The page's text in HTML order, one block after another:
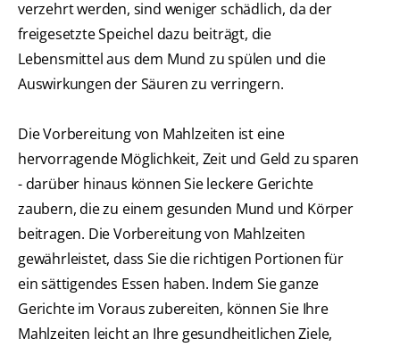
verzehrt werden, sind weniger schädlich, da der
freigesetzte Speichel dazu beiträgt, die
Lebensmittel aus dem Mund zu spülen und die
Auswirkungen der Säuren zu verringern.
Die Vorbereitung von Mahlzeiten ist eine
hervorragende Möglichkeit, Zeit und Geld zu sparen
- darüber hinaus können Sie leckere Gerichte
zaubern, die zu einem gesunden Mund und Körper
beitragen. Die Vorbereitung von Mahlzeiten
gewährleistet, dass Sie die richtigen Portionen für
ein sättigendes Essen haben. Indem Sie ganze
Gerichte im Voraus zubereiten, können Sie Ihre
Mahlzeiten leicht an Ihre gesundheitlichen Ziele,